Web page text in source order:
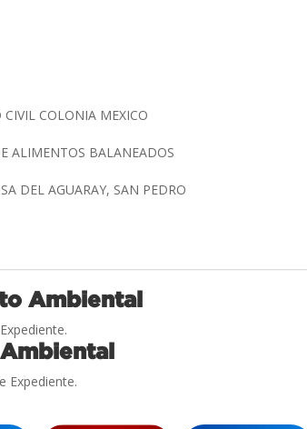
CIVIL COLONIA MEXICO
ALIMENTOS BALANEADOS
DEL AGUARAY, SAN PEDRO
Ambiental
Expediente.